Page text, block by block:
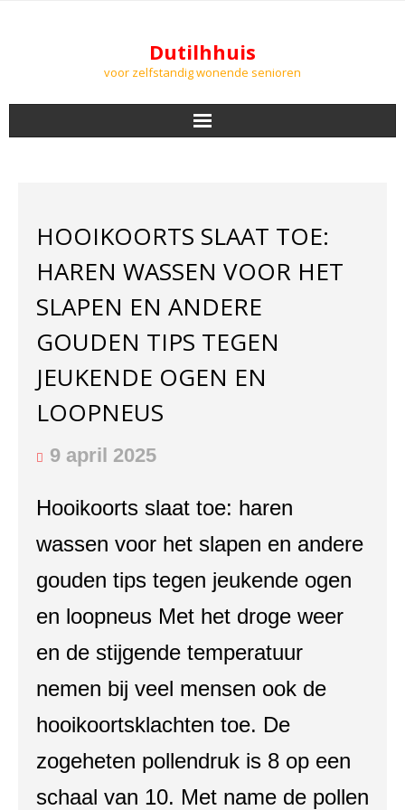
Dutilhhuis
voor zelfstandig wonende senioren
DOWNLOADS
PODCASTS
AGENDA
LUCHTKWALITEIT
HOOIKOORTS SLAAT TOE:
HAREN WASSEN VOOR HET
SLAPEN EN ANDERE
GOUDEN TIPS TEGEN
JEUKENDE OGEN EN
LOOPNEUS
9 april 2025
Hooikoorts slaat toe: haren
wassen voor het slapen en andere
gouden tips tegen jeukende ogen
en loopneus Met het droge weer
en de stijgende temperatuur
nemen bij veel mensen ook de
hooikoortsklachten toe. De
zogeheten pollendruk is 8 op een
schaal van 10. Met name de pollen